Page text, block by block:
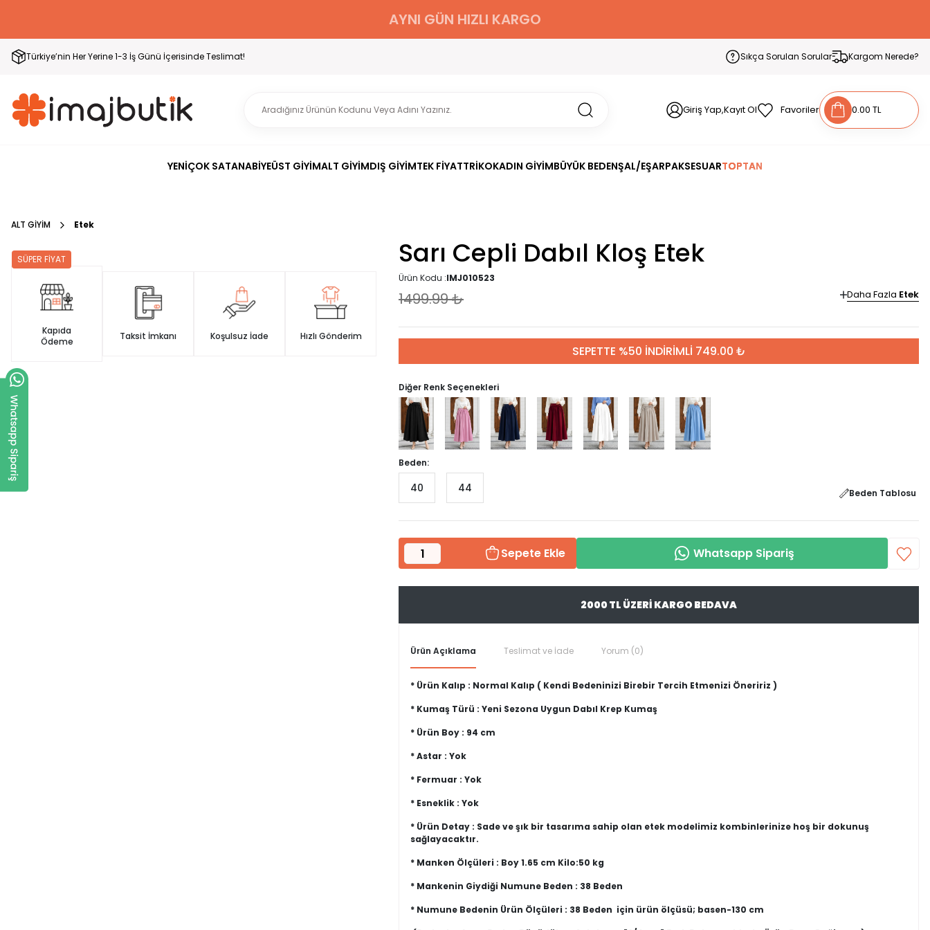
AYNI GÜN HIZLI KARGO
Türkiye’nin Her Yerine 1-3 İş Günü İçerisinde Teslimat! Sıkça Sorulan Sorular Kargom Nerede?
Giriş Yap,Kayıt Ol Favoriler 0.00 TL
YENİÇOK SATANABİYEÜST GİYİMALT GİYİMDIŞ GİYİMTEK FİYATTRİKOKADIN GİYİMBÜYÜK BEDENŞAL/EŞARPAKSESUARTOPTAN
ALT GİYİM Etek
SÜPER FİYAT
Kapıda
Ödeme
Taksit İmkanı Koşulsuz İade Hızlı Gönderim
Sarı Cepli Dabıl Kloş Etek
Ürün Kodu :IMJ010523
1499.99₺ Daha Fazla Etek
SEPETTE %50 İNDİRİMLİ 749.00 ₺
Diğer Renk Seçenekleri
Beden:
40 44 Beden Tablosu
Sepete Ekle Whatsapp Sipariş
2000 TL ÜZERİ KARGO BEDAVA
Ürün Açıklama Teslimat ve İade Yorum (0)
* Ürün Kalıp : Normal Kalıp ( Kendi Bedeninizi Birebir Tercih Etmenizi Öneririz )
* Kumaş Türü : Yeni Sezona Uygun Dabıl Krep Kumaş
* Ürün Boy : 94 cm
* Astar : Yok
* Fermuar : Yok
* Esneklik : Yok
* Ürün Detay : Sade ve şık bir tasarıma sahip olan etek modelimiz kombinlerinize hoş bir dokunuş
sağlayacaktır.
* Manken Ölçüleri : Boy 1.65 cm Kilo:50 kg
* Mankenin Giydiği Numune Beden : 38 Beden
* Numune Bedenin Ürün Ölçüleri : 38 Beden için ürün ölçüsü; basen-130 cm